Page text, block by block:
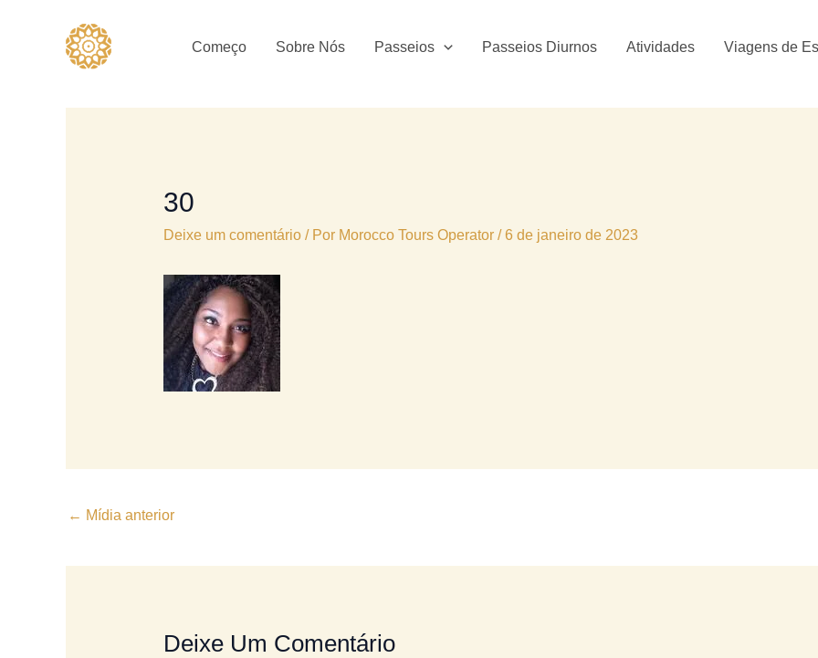
Começo Sobre Nós Passeios Passeios Diurnos Atividades Viagens de
30
Deixe um comentário / Por Morocco Tours Operator /6 de janeiro de 2023
← Mídia anterior
Deixe Um Comentário